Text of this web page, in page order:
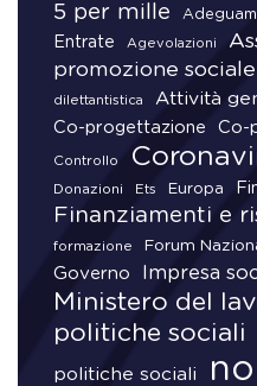
5 per mille
Entrate
Agevolazioni
promozione sociale
dilettantistica Attività
Co-progettazione Co-
Controllo
Donazioni Ets Europa
Finanziamenti e
formazione Forum
Governo Impresa
Ministero del
politiche sociali
politiche sociali